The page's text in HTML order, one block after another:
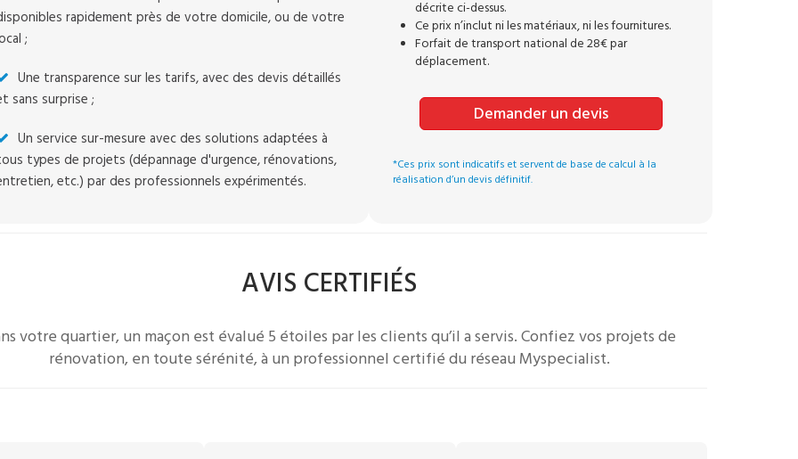
rapidement près de votre domicile, ou de votre
;
Une transparence sur les tarifs, avec des devis détaillés
sans surprise ;
Un service sur-mesure avec des solutions adaptées à
types de projets (dépannage d'urgence, rénovations,
etc.) par des professionnels expérimentés.
décrite ci-dessus.
Ce prix n’inclut ni les matériaux, ni les fournitures.
Forfait de transport national de 28€ par
déplacement.
Demander un devis
*Ces prix sont indicatifs et servent de base de calcul à la
réalisation d’un devis définitif.
AVIS CERTIFIÉS
votre quartier, un maçon est évalué 5 étoiles par les clients qu’il a servis.Confiez vos projets de
rénovation, en toute sérénité, à un professionnel certifié du réseau Myspecialist.